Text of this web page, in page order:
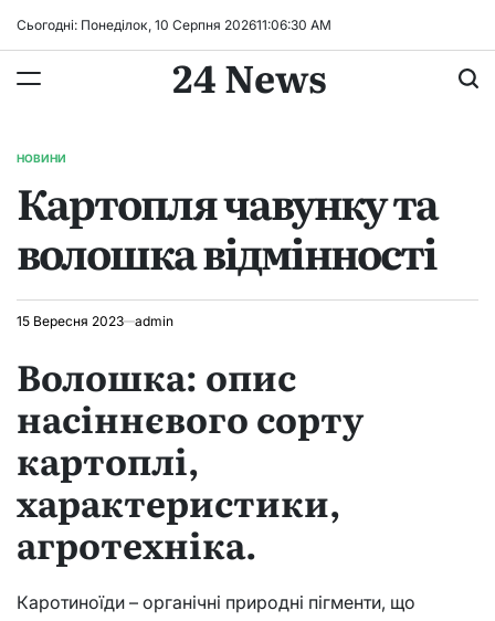
Сьогодні: Понеділок, 10 Серпня 202611:06:31 AM
24 News
ОПУБЛІКУВАТИ
НОВИНИ
Картопля чавунку та
волошка відмінності
15 Вересня 2023 admin
Волошка: опис
насіннєвого сорту
картоплі,
характеристики,
агротехніка.
Каротиноїди – органічні природні пігменти, що